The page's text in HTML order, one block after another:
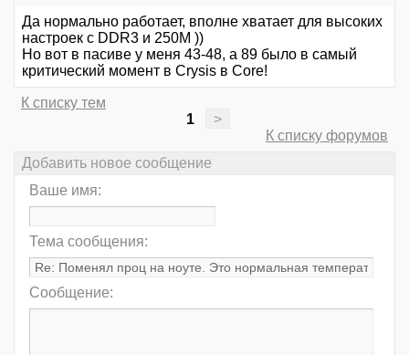
Да нормально работает, вполне хватает для высоких
настроек с DDR3 и 250M ))
Но вот в пасиве у меня 43-48, а 89 было в самый
критический момент в Crysis в Core!
К списку тем
1
>
К списку форумов
Добавить новое сообщение
Ваше имя:
Тема сообщения:
Сообщение: